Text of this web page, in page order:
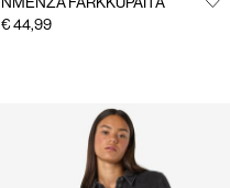
€ 44,99